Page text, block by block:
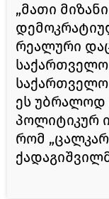
„მათი
რეალური
ეს უბრალოდ
პოლიტიკურ
რომ